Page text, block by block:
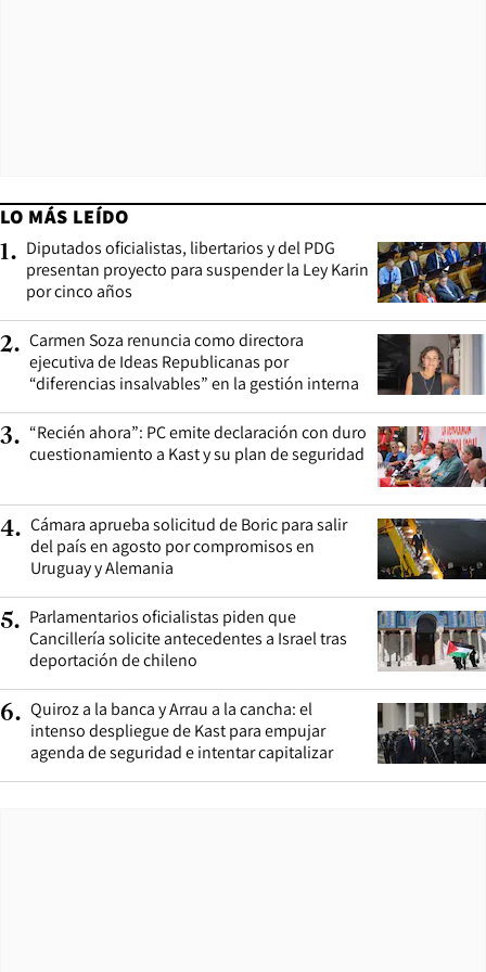
LO MÁS LEÍDO
1. Diputados oficialistas, libertarios y del PDG
presentan proyecto para suspender la Ley Karin
por cinco años
2. Carmen Soza renuncia como directora
ejecutiva de Ideas Republicanas por
“diferencias insalvables” en la gestión interna
3. “Recién ahora”: PC emite declaración con duro
cuestionamiento a Kast y su plan de seguridad
4. Cámara aprueba solicitud de Boric para salir
del país en agosto por compromisos en
Uruguay y Alemania
5. Parlamentarios oficialistas piden que
Cancillería solicite antecedentes a Israel tras
deportación de chileno
6. Quiroz a la banca y Arrau a la cancha: el
intenso despliegue de Kast para empujar
agenda de seguridad e intentar capitalizar